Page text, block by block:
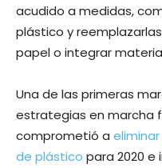
acudido a medidas,
plástico y
papel o integrar
Una de las primeras
estrategias en marcha
comprometió a
de plástico para 2020 e